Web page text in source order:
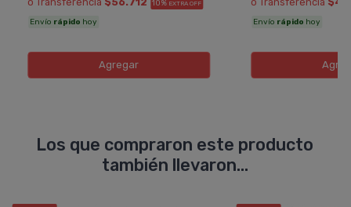
10% EXTRA OFF
Envío rápido hoy
Agregar
Envío rápido hoy
Los que compraron este producto
también llevaron...